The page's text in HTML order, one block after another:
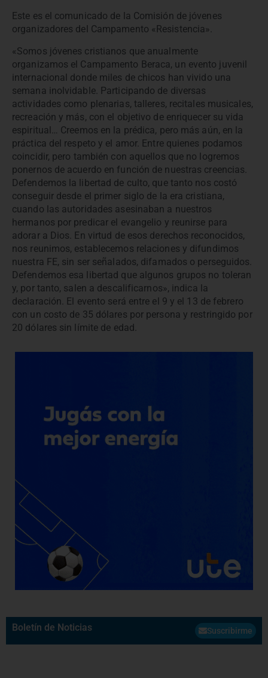
Este es el comunicado de la Comisión de jóvenes
organizadores del Campamento «Resistencia».
«Somos jóvenes cristianos que anualmente
organizamos el Campamento Beraca, un evento juvenil
internacional donde miles de chicos han vivido una
semana inolvidable. Participando de diversas
actividades como plenarias, talleres, recitales musicales,
recreación y más, con el objetivo de enriquecer su vida
espiritual… Creemos en la prédica, pero más aún, en la
práctica del respeto y el amor. Entre quienes podamos
coincidir, pero también con aquellos que no logremos
ponernos de acuerdo en función de nuestras creencias.
Defendemos la libertad de culto, que tanto nos costó
conseguir desde el primer siglo de la era cristiana,
cuando las autoridades asesinaban a nuestros
hermanos por predicar el evangelio y reunirse para
adorar a Dios. En virtud de esos derechos reconocidos,
nos reunimos, establecemos relaciones y difundimos
nuestra FE, sin ser señalados, difamados o perseguidos.
Defendemos esa libertad que algunos grupos no toleran
y, por tanto, salen a descalificarnos», indica la
declaración. El evento será entre el 9 y el 13 de febrero
con un costo de 35 dólares por persona y restringido por
20 dólares sin límite de edad.
Boletín de Noticias Suscribirme